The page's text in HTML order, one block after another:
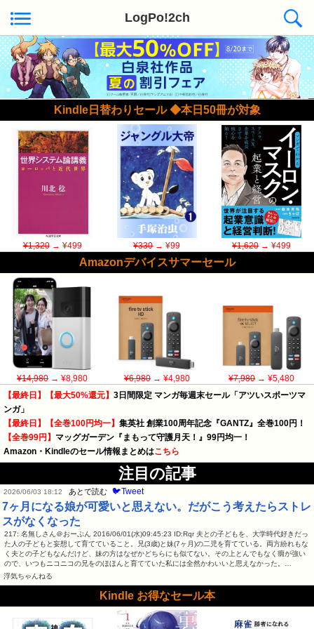
LogPo!2ch
Kindle日替わりセール ◆本日50冊が対象
¥1,320→ ¥499 ¥330→ ¥99 ¥1,620→ ¥499
Amazonデバイスサマーセール
¥14,980→ ¥8,980 ¥6,980→ ¥4,980 ¥7,980→ ¥5,480
【最終日】【最大50%還元】 3日間限定 マンガ毎週末セール「アツいスポーツマ
ンガ」
【最終日】【全巻100円均一】 集英社 創業100周年記念『GANTZ』全巻100円！
【全巻99円】 マッグガーデン『まもって守護月天！』99円均一！
Amazon・Kindleのセール情報まとめはこちら
注目の記事
2026/06/03 18:12 あとで読む 🐦Tweet
7ヶ月になる娘が可愛いと思えない。だがこう考えたらストレ
スがなくなった
217: 名無しさん＠おーぷん 2016/06/01(水)09:45:23 ID:Rqr 夫との子どもを、大学時代好きだっ
た人の子どもと妄想して育てていること。兄(3歳)と妹(7ヶ月)の二児を育てている。両方紛れもな
く夫との子どもなんだけど、妹の方はなぜかどちらにも似てない。その上とんでもなく癇が強い
ので、いつもニコニコの兄をのほほんと育てていた私には全然かわいいと思えなかった。…
浮気ちゃんねる
Kindle お得なセール本